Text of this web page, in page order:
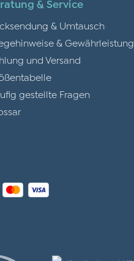
& Service
& Umtausch
& Gewährleistung
und Versand
gestellte Fragen